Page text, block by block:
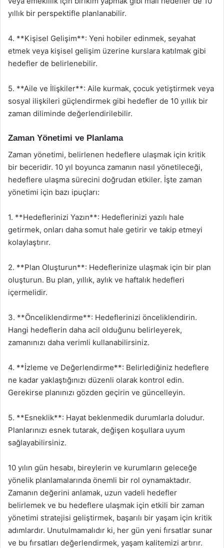
yıllık bir perspektifle planlanabilir.
4. **Kişisel Gelişim**: Yeni hobiler edinmek, seyahat
etmek veya kişisel gelişim üzerine kurslara katılmak gibi
hedefler de belirlenebilir.
5. **Aile ve İlişkiler**: Aile kurmak, çocuk yetiştirmek veya
sosyal ilişkileri güçlendirmek gibi hedefler de 10 yıllık bir
zaman diliminde değerlendirilebilir.
Zaman Yönetimi ve Planlama
Zaman yönetimi, belirlenen hedeflere ulaşmak için kritik
bir beceridir. 10 yıl boyunca zamanın nasıl yönetileceği,
hedeflere ulaşma sürecini doğrudan etkiler. İşte zaman
yönetimi için bazı ipuçları:
1. **Hedeflerinizi Yazın**: Hedeflerinizi yazılı hale
getirmek, onları daha somut hale getirir ve takip etmeyi
kolaylaştırır.
2. **Plan Oluşturun**: Hedeflerinize ulaşmak için bir plan
oluşturun. Bu plan, yıllık, aylık ve haftalık hedefleri
içermelidir.
3. **Önceliklendirme**: Hedeflerinizi önceliklendirin.
Hangi hedeflerin daha acil olduğunu belirleyerek,
zamanınızı daha verimli kullanabilirsiniz.
4. **İzleme ve Değerlendirme**: Belirlediğiniz hedeflere
ne kadar yaklaştığınızı düzenli olarak kontrol edin.
Gerekirse planınızı gözden geçirin ve güncelleyin.
5. **Esneklik**: Hayat beklenmedik durumlarla doludur.
Planlarınızı esnek tutarak, değişen koşullara uyum
sağlayabilirsiniz.
10 yılın gün hesabı, bireylerin ve kurumların geleceğe
yönelik planlamalarında önemli bir rol oynamaktadır.
Zamanın değerini anlamak, uzun vadeli hedefler
belirlemek ve bu hedeflere ulaşmak için etkili bir zaman
yönetimi stratejisi geliştirmek, başarılı bir yaşam için kritik
adımlardır. Unutulmamalıdır ki, her gün yeni fırsatlar sunar
ve bu fırsatları değerlendirmek, yaşam kalitemizi artırır.